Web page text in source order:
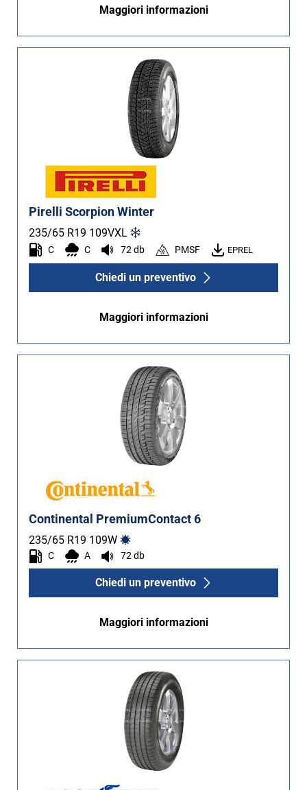
Maggiori informazioni
Pirelli Scorpion Winter
235/65 R19 109VXL
C C 72 db PMSF EPREL
Chiedi un preventivo
Maggiori informazioni
Continental PremiumContact 6
235/65 R19 109W
C A 72 db
Chiedi un preventivo
Maggiori informazioni